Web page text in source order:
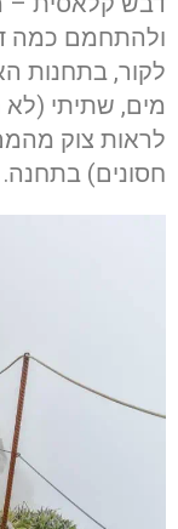
ולהתחמם כמה
לקור, בתחנות
מים, שתיתי (לא
לראות צוק
חסונים) בתחנה.